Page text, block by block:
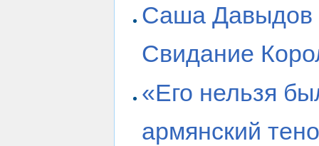
Саша Давыдов
Свидание
«Его нельзя
армянский